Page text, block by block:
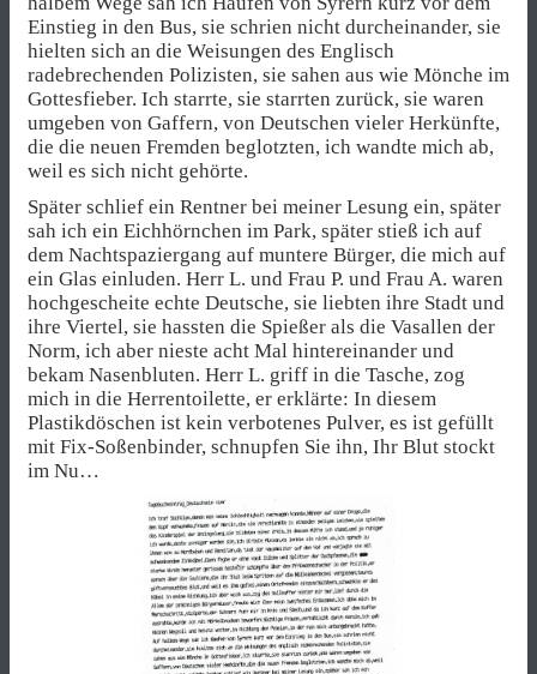
Einstieg in den Bus, sie schrien nicht durcheinander, sie
hielten sich an die Weisungen des Englisch
radebrechenden Polizisten, sie sahen aus wie Mönche im
Gottesfieber. Ich starrte, sie starrten zurück, sie waren
umgeben von Gaffern, von Deutschen vieler Herkünfte,
die die neuen Fremden beglotzten, ich wandte mich ab,
weil es sich nicht gehörte.
Später schlief ein Rentner bei meiner Lesung ein, später
sah ich ein Eichhörnchen im Park, später stieß ich auf
dem Nachtspaziergang auf muntere Bürger, die mich auf
ein Glas einluden. Herr L. und Frau P. und Frau A. waren
hochgescheite echte Deutsche, sie liebten ihre Stadt und
ihre Viertel, sie hassten die Spießer als die Vasallen der
Norm, ich aber nieste acht Mal hintereinander und
bekam Nasenbluten. Herr L. griff in die Tasche, zog
mich in die Herrentoilette, er erklärte: In diesem
Plastikdöschen ist kein verbotenes Pulver, es ist gefüllt
mit Fix-Soßenbinder, schnupfen Sie ihn, Ihr Blut stockt
im Nu…